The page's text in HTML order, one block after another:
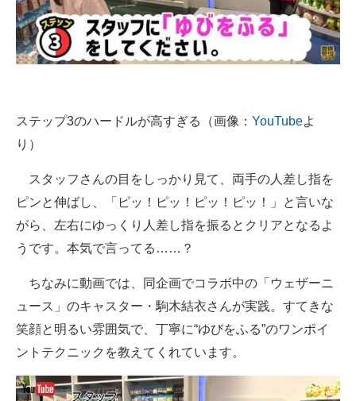
ステップ3のハードルが高すぎる（画像： YouTubeよ
り）
スタッフさんの目をしっかり見て、両手の人差し指を
ピンと伸ばし、「ピッ！ピッ！ピッ！ピッ！」と言いな
がら、左右にゆっくり人差し指を振るとクリアとなるよ
うです。本気で言ってる……？
ちなみに動画では、同企画でコラボ中の「ウェザーニ
ュース」のキャスター・駒木結衣さんが実践。すてきな
笑顔と明るい雰囲気で、丁寧に“ゆびをふる”のワンポイ
ントテクニックを教えてくれています。